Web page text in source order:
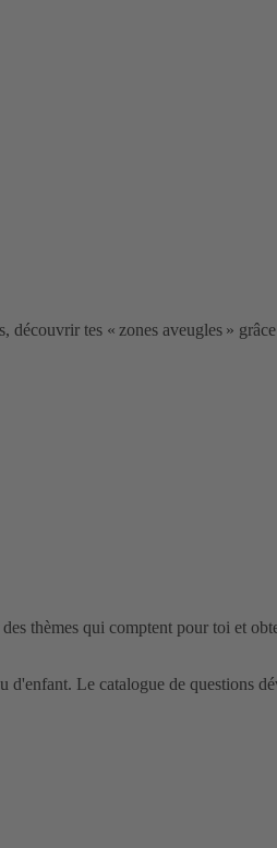
découvrir tes « zones aveugles »
thèmes qui comptent pour toi et
Le catalogue de questions